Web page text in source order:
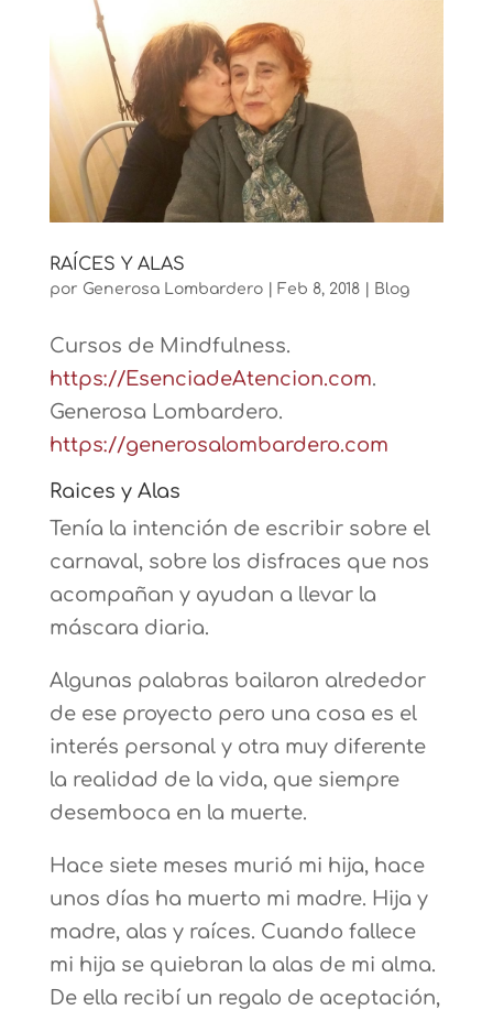
RAÍCES Y ALAS
por Generosa Lombardero| Feb 8, 2018| Blog
Cursos de Mindfulness.
https://EsenciadeAtencion.com.
Generosa Lombardero.
https://generosalombardero.com
Raices y Alas
Tenía la intención de escribir sobre el
carnaval, sobre los disfraces que nos
acompañan y ayudan a llevar la
máscara diaria.
Algunas palabras bailaron alrededor
de ese proyecto pero una cosa es el
interés personal y otra muy diferente
la realidad de la vida, que siempre
desemboca en la muerte.
Hace siete meses murió mi hija, hace
unos días ha muerto mi madre. Hija y
madre, alas y raíces. Cuando fallece
mi hija se quiebran la alas de mi alma.
De ella recibí un regalo de aceptación,